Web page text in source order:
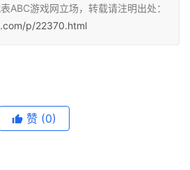
ABC游戏网立场，转载请注明出处：
p/22370.html
赞 (0)